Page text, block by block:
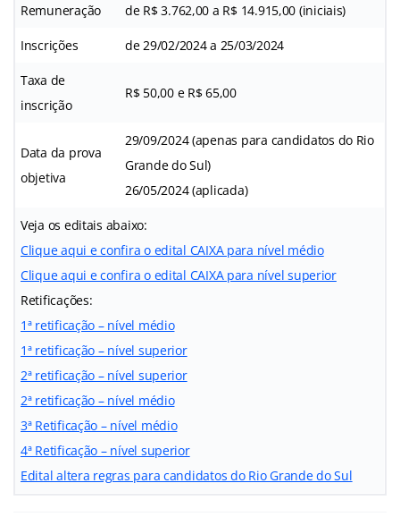
Remuneração de R$ 3.762,00 a R$ 14.915,00 (iniciais)
Inscrições de 29/02/2024 a 25/03/2024
Taxa de
inscrição
R$ 50,00 e R$ 65,00
Data da prova
objetiva
29/09/2024 (apenas para candidatos do Rio
Grande do Sul)
26/05/2024 (aplicada)
Veja os editais abaixo:
Clique aqui e confira o edital CAIXA para nível médio
Clique aqui e confira o edital CAIXA para nível superior
Retificações:
1ª retificação – nível médio
1ª retificação – nível superior
2ª retificação – nível superior
2ª retificação – nível médio
3ª Retificação – nível médio
4ª Retificação – nível superior
Edital altera regras para candidatos do Rio Grande do Sul